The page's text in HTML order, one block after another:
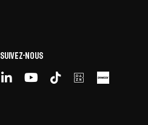
Suivez-nous